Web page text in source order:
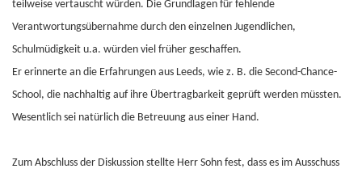
teilweise vertauscht würden. Die Grundlagen für fehlende
Verantwortungsübernahme durch den einzelnen Jugendlichen,
Schulmüdigkeit u.a. würden viel früher geschaffen.
Er erinnerte an die Erfahrungen aus Leeds, wie z. B. die Second-Chance-
School, die nachhaltig auf ihre Übertragbarkeit geprüft werden müssten.
Wesentlich sei natürlich die Betreuung aus einer Hand.
Zum Abschluss der Diskussion stellte Herr Sohn fest, dass es im Ausschuss